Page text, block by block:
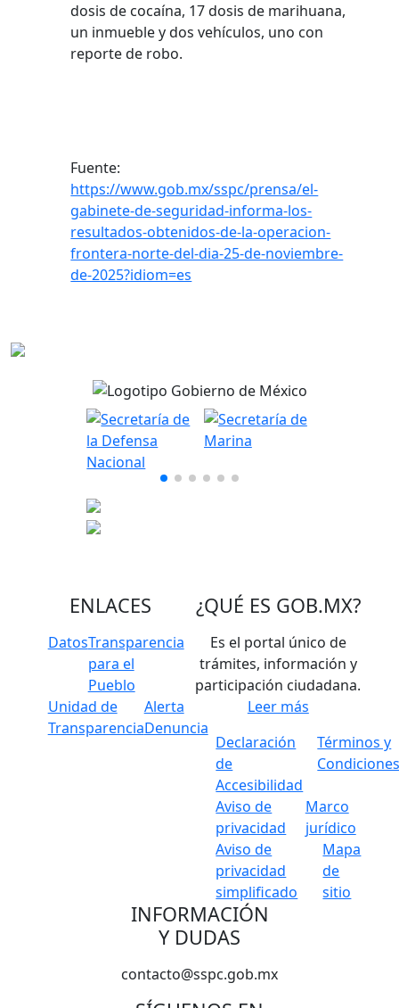
dosis de cocaína, 17 dosis de marihuana,
un inmueble y dos vehículos, uno con
reporte de robo.
Fuente:
https://www.gob.mx/sspc/prensa/el-
gabinete-de-seguridad-informa-los-
resultados-obtenidos-de-la-operacion-
frontera-norte-del-dia-25-de-noviembre-
de-2025?idiom=es
ENLACES
DatosTransparencia
para el
Pueblo
Unidad de
Transparencia
Alerta
Denuncia
¿QUÉ ES GOB.MX?
Es el portal único de
trámites, información y
participación ciudadana.
Leer más
Declaración
de
Accesibilidad
Términos y
Aviso de
privacidad
Marco
jurídico
Aviso de
privacidad
simplificado
Mapa
de
sitio
INFORMACIÓN
Y DUDAS
contacto@sspc.gob.mx